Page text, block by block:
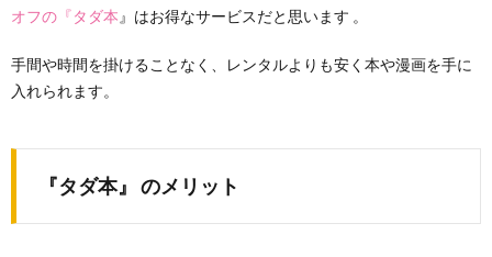
オフの『タダ本 』はお得なサービスだと思います 。
手間や時間を掛けることなく、レンタルよりも安く本や漫画を手に
入れられます。
『タダ本』 のメリット